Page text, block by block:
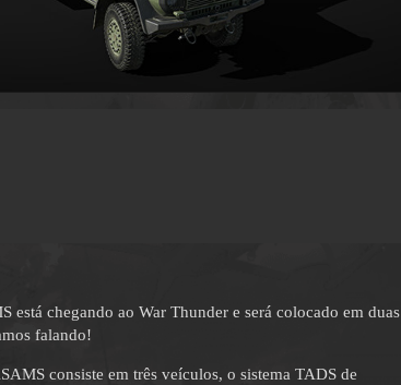
está chegando ao War Thunder e será colocado em duas
falando!
consiste em três veículos, o sistema TADS de